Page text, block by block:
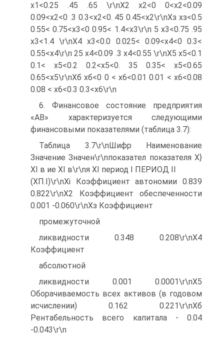
х1<0.25 .45 .65 \r\nХ2 х2<0 0<х2<0.09
0.09<х2<0 .3 0.3<х2<0. 45 0.45<х2\r\nХз хз<0.5
0.55< 0.75<х3<0 0.95< 1.4<х3\r\n 5 х3<0.75 .95
х3<1.4 \r\nХ4 х3<0.0 0.025< 0.09<х4<0 0.3<
0.55<х4\r\n 25 х4<0.09 .3 х4<0.55 \r\nХ5 х5<0.1
0.1< х5<0.2 0.2<х5<0. 35 0.35< х5<0.65
0.65<х5\r\nХб хб<0 0 < х6<0.01 0.01 < х6<0.08
0.08 < х6<0.3 0.3<х6\r\n
6. Финансовое состояние предприятия
«АВ» характеризуется следующими
финансовыми показателями (таблица 3.7):
Таблица 3.7\r\nШифр Наименование
Значение Значен\r\nпоказател показателя Х}
ХІ в ие ХІ в\r\nя ХІ период I ПЕРИОД II
(ХП.І)\r\nХі Коэффициент автономии 0.839
0.822\r\nХ2 Коэффициент обеспеченности
0.001 -0.060\r\nХз Коэффициент
промежуточной
ликвидности 0.348 0.208\r\nХ4
Коэффициент
абсолютной
ликвидности 0.001 0.0001\r\nХ5
Оборачиваемость всех активов (в годовом
исчислении) 0.162 0.221\r\nХб
Рентабельность всего капитала - 0.04
-0.043\r\n